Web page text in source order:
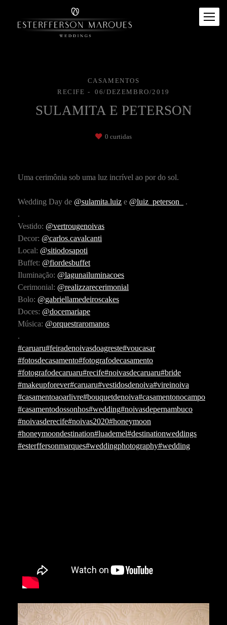
CASAMENTOS
RECIFE
06/DEZEMBRO/2019
SULAMITA E PETERSON
0 curtidas
Uma cerimônia sob uma luz incrível ao por do sol.
Wedding Day de @sulamita.luiz e @luiz_peterson_
.
.
Vestido: @vertrougenoivas
Decor: @carlos.cavalcanti
Local: @sitiodosapoti
Buffet: @fiordesbuffet
Iluminação: @lagunailuminacoes
Cerimonial: @realizzarecerimonial
Bolo: @gabriellamedeiroscakes
Doces: @docemariape
Música: @orquestraromanos
.
#caruaru#feiradenoivasdoagreste#voucasar
#fotosdecasamento#fotografodecasamento
#fotografodecaruaru#recife#noivasdecaruaru#bride
#makeupforever#caruaru#vestidosdenoiva#vireinoiva
#casamentoaoarlivre#bouquetdenoiva#casamentonocampo
#casamentodossonhos#wedding#noivasdepernambuco
#noivasderecife#noivas2020#honeymoon
#honeymoondestination#luademel#destinationweddings
#esterffersonmarques#weddingphotography#wedding